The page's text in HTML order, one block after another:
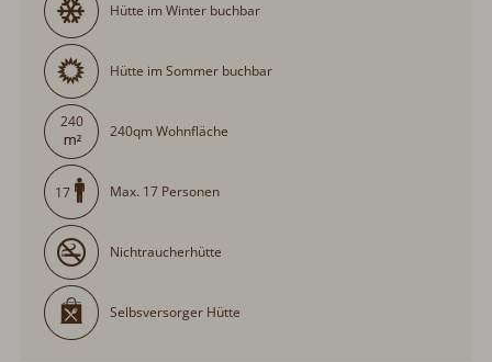
Hütte im Winter buchbar
Hütte im Sommer buchbar
240
240qm Wohnfläche
17 Max. 17 Personen
Nichtraucherhütte
Selbsversorger Hütte